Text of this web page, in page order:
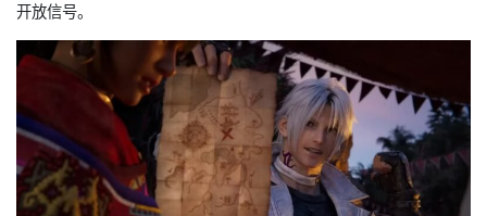
开放信号。